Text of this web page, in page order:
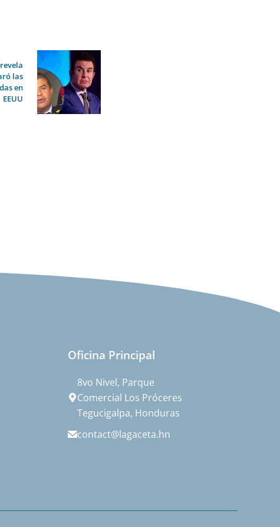
las
en
EEUU
Oficina Principal
8vo Nivel, Parque
Comercial Los Próceres
Tegucigalpa, Honduras
contact@lagaceta.hn